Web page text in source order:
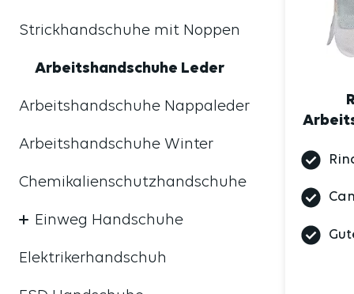
Strickhandschuhe mit Noppen
Arbeitshandschuhe Leder
Arbeitshandschuhe Nappaleder
Arbeitshandschuhe Winter
Chemikalienschutzhandschuhe
Einweg Handschuhe
Elektrikerhandschuh